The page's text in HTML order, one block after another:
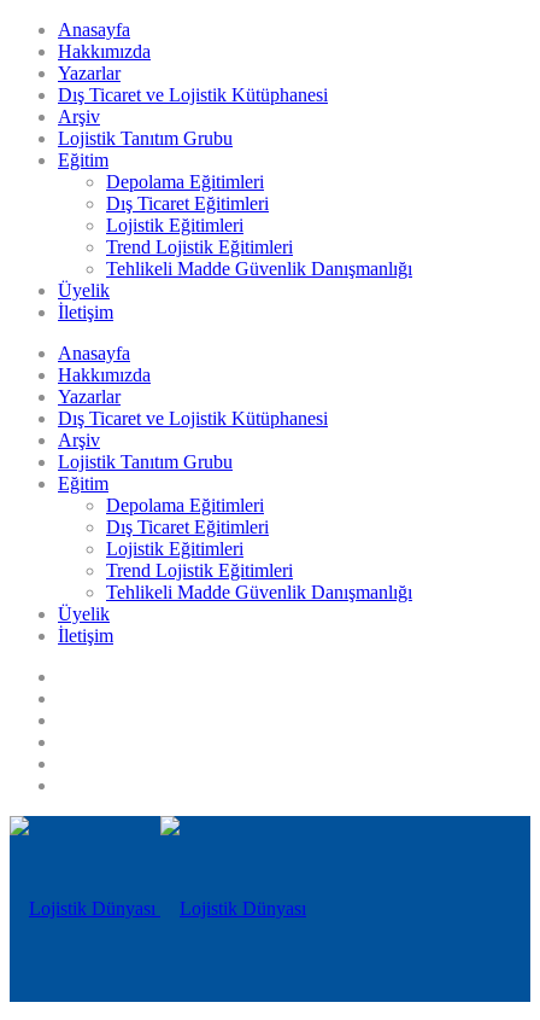
Anasayfa
Hakkımızda
Yazarlar
Dış Ticaret ve Lojistik Kütüphanesi
Arşiv
Lojistik Tanıtım Grubu
Eğitim
Depolama Eğitimleri
Dış Ticaret Eğitimleri
Lojistik Eğitimleri
Trend Lojistik Eğitimleri
Tehlikeli Madde Güvenlik Danışmanlığı
Üyelik
İletişim
Anasayfa
Hakkımızda
Yazarlar
Dış Ticaret ve Lojistik Kütüphanesi
Arşiv
Lojistik Tanıtım Grubu
Eğitim
Depolama Eğitimleri
Dış Ticaret Eğitimleri
Lojistik Eğitimleri
Trend Lojistik Eğitimleri
Tehlikeli Madde Güvenlik Danışmanlığı
Üyelik
İletişim